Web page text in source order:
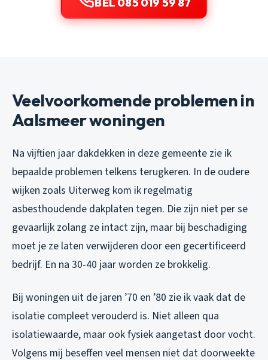
BEL 085 019 59 87
Veelvoorkomende problemen in
Aalsmeer woningen
Na vijftien jaar dakdekken in deze gemeente zie ik
bepaalde problemen telkens terugkeren. In de oudere
wijken zoals Uiterweg kom ik regelmatig
asbesthoudende dakplaten tegen. Die zijn niet per se
gevaarlijk zolang ze intact zijn, maar bij beschadiging
moet je ze laten verwijderen door een gecertificeerd
bedrijf. En na 30-40 jaar worden ze brokkelig.
Bij woningen uit de jaren ’70 en ’80 zie ik vaak dat de
isolatie compleet verouderd is. Niet alleen qua
isolatiewaarde, maar ook fysiek aangetast door vocht.
Volgens mij beseffen veel mensen niet dat doorweekte